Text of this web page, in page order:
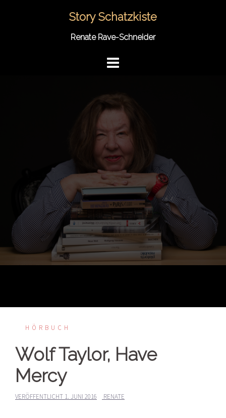
Story Schatzkiste
Renate Rave-Schneider
HÖRBUCH
Wolf Taylor, Have
Mercy
VERÖFFENTLICHT 1. JUNI 2016 RENATE